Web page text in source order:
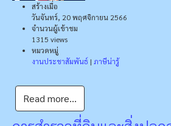
สร้างเมื่อ
วันจันทร์, 20 พฤศจิกายน 2566
จำนวนผู้เข้าชม
1315 views
หมวดหมู่
งานประชาสัมพันธ์ | ภาษีน่ารู้
Read more...